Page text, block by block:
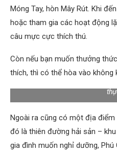
Móng Tay, hòn Mây Rút. Khi
hoặc tham gia các hoạt động
câu mực cực thích thú.
Còn nếu bạn muốn thưởng
thích, thì có thể hòa vào không
Ngoài ra cũng có một địa
đó là thiên đường hải sản –
gia đình muốn nghỉ dưỡng,